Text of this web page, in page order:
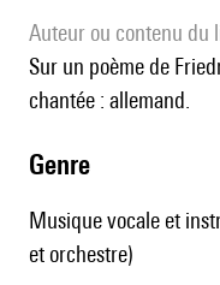
Auteur ou contenu du
Sur un poème de Friedrich von Schiller de 1785, langue
chantée : allemand.
genre
Musique vocale et
et orchestre)